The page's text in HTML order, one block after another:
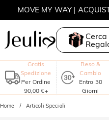
MOVE MY WAY |
Cerca
Gratis
Spedizione
Per Ordine
90,00 €+
Reso &
Cambio
Entro 30
Giorni
Home Articoli Speciali